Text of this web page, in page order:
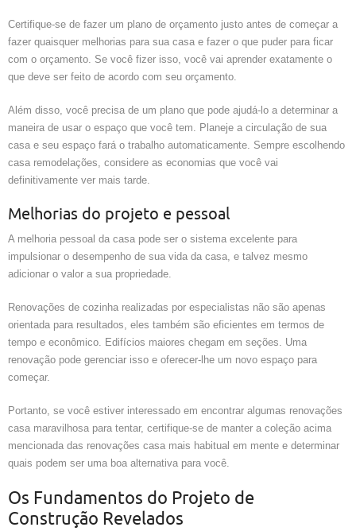
Certifique-se de fazer um plano de orçamento justo antes de começar a
fazer quaisquer melhorias para sua casa e fazer o que puder para ficar
com o orçamento. Se você fizer isso, você vai aprender exatamente o
que deve ser feito de acordo com seu orçamento.
Além disso, você precisa de um plano que pode ajudá-lo a determinar a
maneira de usar o espaço que você tem. Planeje a circulação de sua
casa e seu espaço fará o trabalho automaticamente. Sempre escolhendo
casa remodelações, considere as economias que você vai
definitivamente ver mais tarde.
Melhorias do projeto e pessoal
A melhoria pessoal da casa pode ser o sistema excelente para
impulsionar o desempenho de sua vida da casa, e talvez mesmo
adicionar o valor a sua propriedade.
Renovações de cozinha realizadas por especialistas não são apenas
orientada para resultados, eles também são eficientes em termos de
tempo e econômico. Edifícios maiores chegam em seções. Uma
renovação pode gerenciar isso e oferecer-lhe um novo espaço para
começar.
Portanto, se você estiver interessado em encontrar algumas renovações
casa maravilhosa para tentar, certifique-se de manter a coleção acima
mencionada das renovações casa mais habitual em mente e determinar
quais podem ser uma boa alternativa para você.
Os Fundamentos do Projeto de
Construção Revelados